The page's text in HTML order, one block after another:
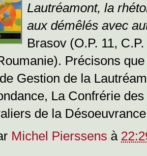
Lautréamont, la
aux démêlés avec
Brasov (O.P. 11,
. Précisons
Gestion de la
La Confrérie
de la
Michel Pierssens à